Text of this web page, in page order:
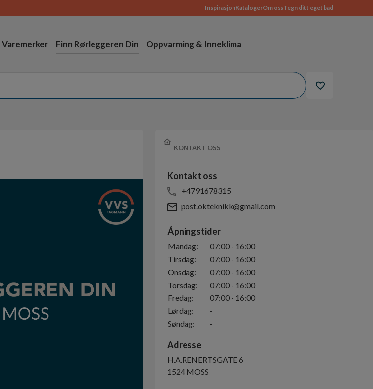
InspirasjonKatalogerOm ossTegn ditt eget bad
Varemerker Finn Rørleggeren Din Oppvarming & Inneklima
KONTAKT OSS
Kontakt oss
+4791678315
post.okteknikk@gmail.com
Åpningstider
Mandag: 07:00 - 16:00
Tirsdag: 07:00 - 16:00
Onsdag: 07:00 - 16:00
Torsdag: 07:00 - 16:00
Fredag: 07:00 - 16:00
Lørdag:
-
Søndag: -
Adresse
H.A.RENERTSGATE 6
1524 MOSS